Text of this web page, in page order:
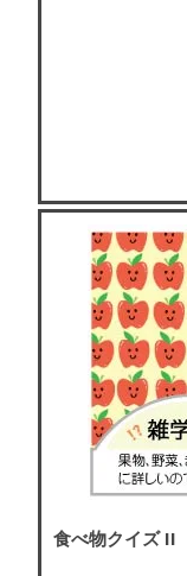
食べ物クイズ II